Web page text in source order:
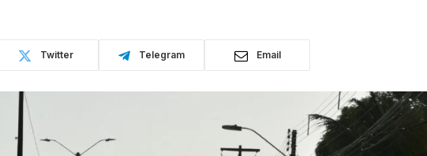
Twitter Telegram Email